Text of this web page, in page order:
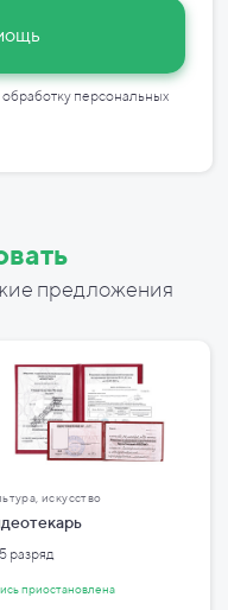
обработку персональных
предложения
искусство
разряд
приостановлена